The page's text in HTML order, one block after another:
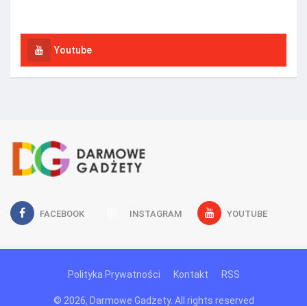
Youtube
FACEBOOK INSTAGRAM YOUTUBE
Polityka Prywatności Kontakt RSS
© 2026, Darmowe Gadżety. All rights reserved